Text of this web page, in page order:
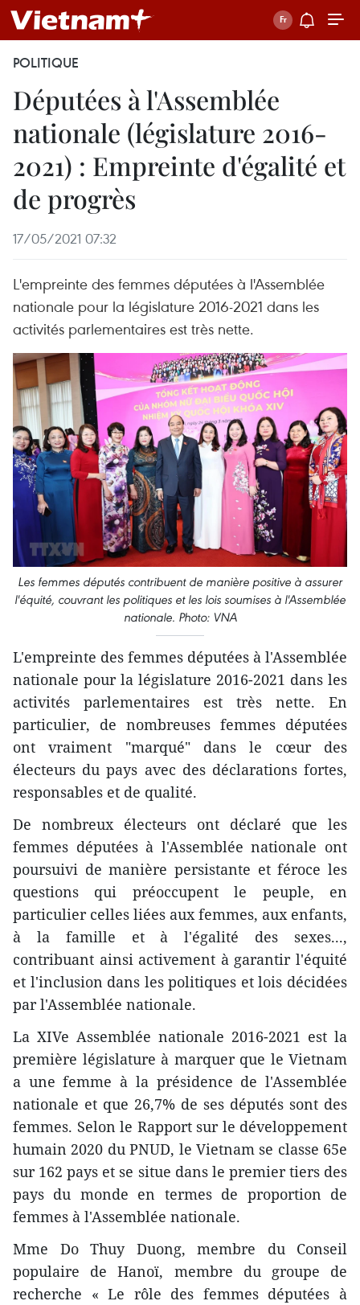
POLITIQUE
Députées à l'Assemblée
nationale (législature 2016-
2021) : Empreinte d'égalité et
de progrès
17/05/2021 07:32
L'empreinte des femmes députées à l'Assemblée
nationale pour la législature 2016-2021 dans les
activités parlementaires est très nette.
Les femmes députés contribuent de manière positive à assurer
l'équité, couvrant les politiques et les lois soumises à l'Assemblée
nationale. Photo: VNA
L'empreinte des femmes députées à l'Assemblée
nationale pour la législature 2016-2021 dans les
activités parlementaires est très nette. En
particulier, de nombreuses femmes députées
ont vraiment "marqué" dans le cœur des
électeurs du pays avec des déclarations fortes,
responsables et de qualité.
De nombreux électeurs ont déclaré que les
femmes députées à l'Assemblée nationale ont
poursuivi de manière persistante et féroce les
questions qui préoccupent le peuple, en
particulier celles liées aux femmes, aux enfants,
à la famille et à l'égalité des sexes...,
contribuant ainsi activement à garantir l'équité
et l'inclusion dans les politiques et lois décidées
par l'Assemblée nationale.
La XIVe Assemblée nationale 2016-2021 est la
première législature à marquer que le Vietnam
a une femme à la présidence de l'Assemblée
nationale et que 26,7% de ses députés sont des
femmes. Selon le Rapport sur le développement
humain 2020 du PNUD, le Vietnam se classe 65e
sur 162 pays et se situe dans le premier tiers des
pays du monde en termes de proportion de
femmes à l'Assemblée nationale.
Mme Do Thuy Duong, membre du Conseil
populaire de Hanoï, membre du groupe de
recherche « Le rôle des femmes députées à